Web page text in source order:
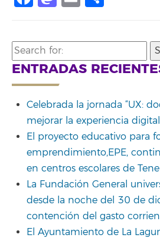
Search
for:
ENTRADAS
Celebrada la jornada “UX:
mejorar la experiencia
El proyecto educativo para
emprendimiento,EPE,
en centros escolares de
La Fundación General
desde la noche del 30 de
contención del gasto
El Ayuntamiento de La